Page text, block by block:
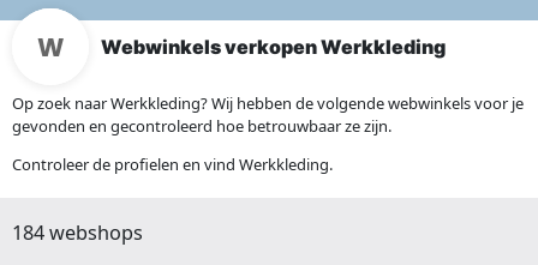
Webwinkels verkopen Werkkleding
Op zoek naar Werkkleding? Wij hebben de volgende webwinkels voor je
gevonden en gecontroleerd hoe betrouwbaar ze zijn.
Controleer de profielen en vind Werkkleding.
184 webshops